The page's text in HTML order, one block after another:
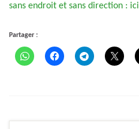
sans endroit et sans direction : ici
Partager :